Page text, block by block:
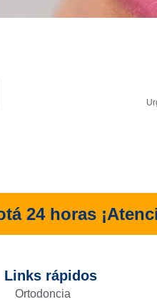
24 horas
Links rápidos
Ortodoncia